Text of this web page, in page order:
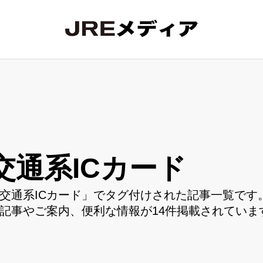
通系ICカード
通系ICカード」でタグ付けされた記事一覧で
事やご案内、便利な情報が14件掲載されていま